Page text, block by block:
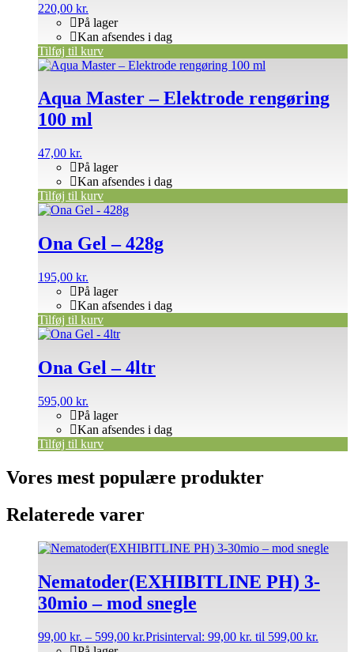
220,00 kr.
På lager
Kan afsendes i dag
Tilføj til kurv
Aqua Master – Elektrode rengøring
100 ml
47,00 kr.
På lager
Kan afsendes i dag
Tilføj til kurv
Ona Gel – 428g
195,00 kr.
På lager
Kan afsendes i dag
Tilføj til kurv
Ona Gel – 4ltr
595,00 kr.
På lager
Kan afsendes i dag
Tilføj til kurv
Vores mest populære produkter
Relaterede varer
Nematoder(EXHIBITLINE PH) 3-
30mio – mod snegle
99,00 kr. – 599,00 kr.Prisinterval: 99,00 kr. til 599,00 kr.